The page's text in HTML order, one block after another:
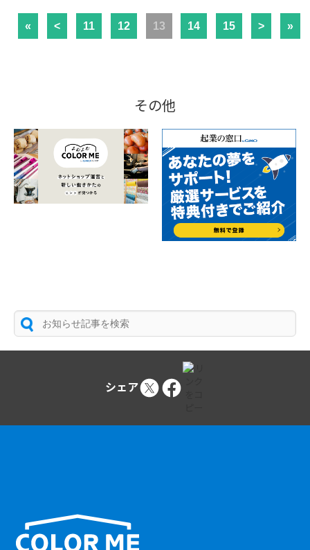
« < 11 12 13 14 15 > »
その他
シェア